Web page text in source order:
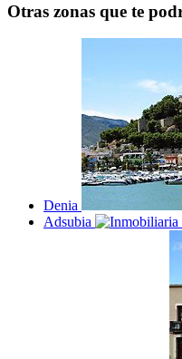
Otras zonas que te
Denia
Adsubia